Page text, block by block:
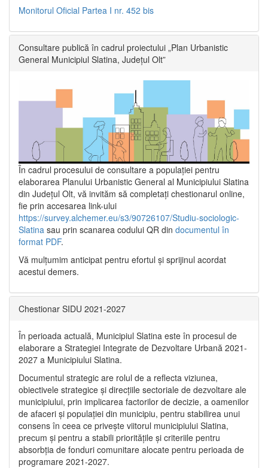
Monitorul Oficial Partea I nr. 452 bis
Consultare publică în cadrul proiectului „Plan Urbanistic
General Municipiul Slatina, Județul Olt”
În cadrul procesului de consultare a populaţiei pentru
elaborarea Planului Urbanistic General al Municipiului Slatina
din Județul Olt, vă invităm să completați chestionarul online,
fie prin accesarea link-ului
https://survey.alchemer.eu/s3/90726107/Studiu-sociologic-
Slatina sau prin scanarea codului QR din documentul în
format PDF.
Vă mulţumim anticipat pentru efortul şi sprijinul acordat
acestui demers.
Chestionar SIDU 2021-2027
În perioada actuală, Municipiul Slatina este în procesul de
elaborare a Strategiei Integrate de Dezvoltare Urbană 2021‐
2027 a Municipiului Slatina.
Documentul strategic are rolul de a reflecta viziunea,
obiectivele strategice și direcțiile sectoriale de dezvoltare ale
municipiului, prin implicarea factorilor de decizie, a oamenilor
de afaceri și populației din municipiu, pentru stabilirea unui
consens în ceea ce privește viitorul municipiului Slatina,
precum și pentru a stabili prioritățile și criteriile pentru
absorbția de fonduri comunitare alocate pentru perioada de
programare 2021-2027.